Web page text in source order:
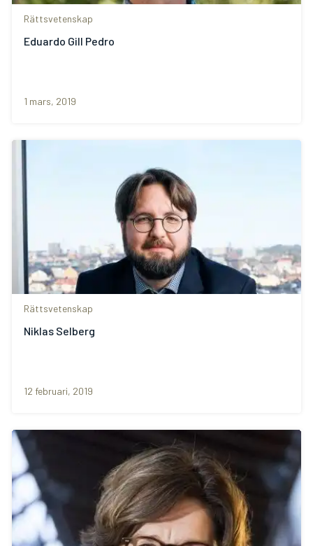
Rättsvetenskap
Eduardo Gill Pedro
1 mars, 2019
Rättsvetenskap
Niklas Selberg
12 februari, 2019